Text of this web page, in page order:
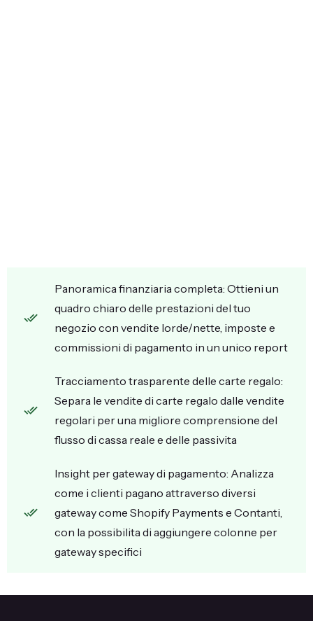
Panoramica finanziaria completa: Ottieni un
quadro chiaro delle prestazioni del tuo
negozio con vendite lorde/nette, imposte e
commissioni di pagamento in un unico report
Tracciamento trasparente delle carte regalo:
Separa le vendite di carte regalo dalle vendite
regolari per una migliore comprensione del
flusso di cassa reale e delle passivita
Insight per gateway di pagamento: Analizza
come i clienti pagano attraverso diversi
gateway come Shopify Payments e Contanti,
con la possibilita di aggiungere colonne per
gateway specifici